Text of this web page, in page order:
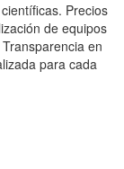
Precios
de equipos
en
para cada